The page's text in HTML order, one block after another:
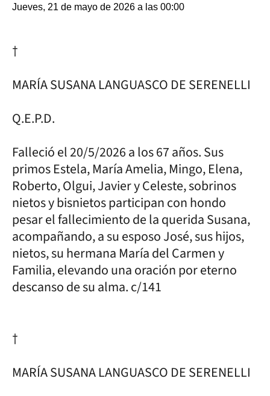
Jueves, 21 de mayo de 2026 a las 00:00
†
MARÍA SUSANA LANGUASCO DE SERENELLI
Q.E.P.D.
Falleció el 20/5/2026 a los 67 años. Sus
primos Estela, María Amelia, Mingo, Elena,
Roberto, Olgui, Javier y Celeste, sobrinos
nietos y bisnietos participan con hondo
pesar el fallecimiento de la querida Susana,
acompañando, a su esposo José, sus hijos,
nietos, su hermana María del Carmen y
Familia, elevando una oración por eterno
descanso de su alma. c/141
†
MARÍA SUSANA LANGUASCO DE SERENELLI